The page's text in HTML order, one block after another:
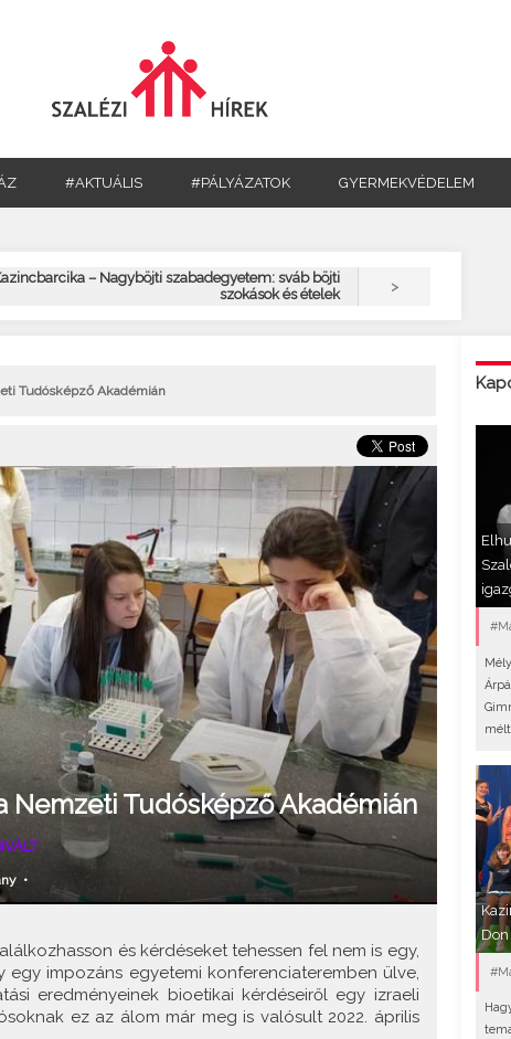
#AKTUÁLIS #PÁLYÁZATOK GYERMEKVÉDELEM
– Nagyböjti szabadegyetem: sváb böjti
szokások és ételek
>
Tudósképző Akadémián
Nemzeti Tudósképző Akadémián
•
és kérdéseket tehessen fel nem is egy,
impozáns egyetemi konferenciateremben ülve,
eredményeinek bioetikai kérdéseiről egy izraeli
ez az álom már meg is valósult 2022. április